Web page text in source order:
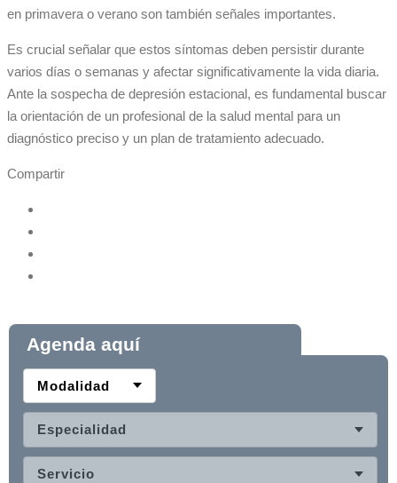
en primavera o verano son también señales importantes.
Es crucial señalar que estos síntomas deben persistir durante
varios días o semanas y afectar significativamente la vida diaria.
Ante la sospecha de depresión estacional, es fundamental buscar
la orientación de un profesional de la salud mental para un
diagnóstico preciso y un plan de tratamiento adecuado.
Compartir
Agenda aquí
Modalidad
Especialidad
Servicio